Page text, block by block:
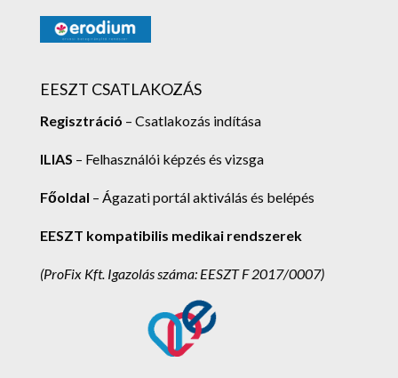
EESZT CSATLAKOZÁS
Regisztráció – Csatlakozás indítása
ILIAS – Felhasználói képzés és vizsga
Főoldal – Ágazati portál aktiválás és belépés
EESZT kompatibilis medikai rendszerek
(ProFix Kft. Igazolás száma: EESZT F 2017/0007)